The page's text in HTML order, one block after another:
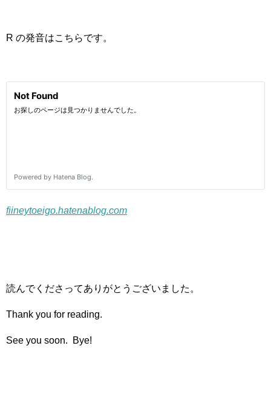
R の発音はこちらです。
fiineytoeigo.hatenablog.com
読んでくださってありがとうございました。
Thank you for reading.
See you soon. Bye!